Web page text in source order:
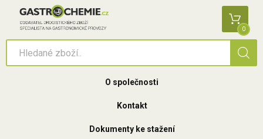
0
O společnosti
Kontakt
Dokumenty ke stažení